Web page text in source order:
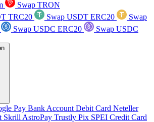
Swap TRON
TRC20
Swap USDT ERC20
Swap
Swap USDC ERC20
Swap USDC
Pay Bank Account Debit Card Neteller
Skrill AstroPay Trustly Pix SPEI Credit Card